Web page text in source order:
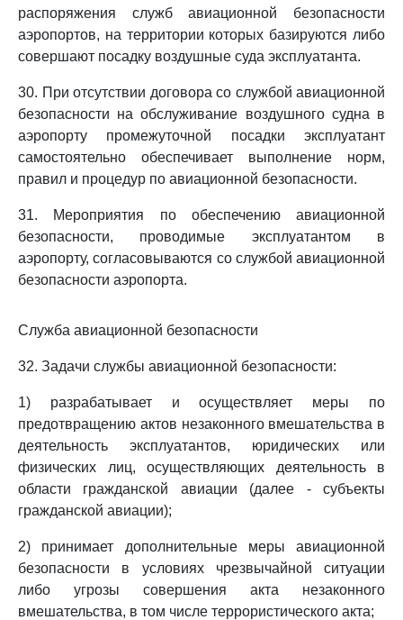
распоряжения служб авиационной безопасности
аэропортов, на территории которых базируются либо
совершают посадку воздушные суда эксплуатанта.
30. При отсутствии договора со службой авиационной
безопасности на обслуживание воздушного судна в
аэропорту промежуточной посадки эксплуатант
самостоятельно обеспечивает выполнение норм,
правил и процедур по авиационной безопасности.
31. Мероприятия по обеспечению авиационной
безопасности, проводимые эксплуатантом в
аэропорту, согласовываются со службой авиационной
безопасности аэропорта.
Служба авиационной безопасности
32. Задачи службы авиационной безопасности:
1) разрабатывает и осуществляет меры по
предотвращению актов незаконного вмешательства в
деятельность эксплуатантов, юридических или
физических лиц, осуществляющих деятельность в
области гражданской авиации (далее - субъекты
гражданской авиации);
2) принимает дополнительные меры авиационной
безопасности в условиях чрезвычайной ситуации
либо угрозы совершения акта незаконного
вмешательства, в том числе террористического акта;